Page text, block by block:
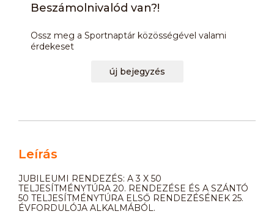
Beszámolnivalód van?!
Ossz meg a Sportnaptár közösségével valami
érdekeset
új bejegyzés
Leírás
JUBILEUMI RENDEZÉS: A 3 X 50
TELJESÍTMÉNYTÚRA 20. RENDEZÉSE ÉS A SZÁNTÓ
50 TELJESÍTMÉNYTÚRA ELSŐ RENDEZÉSÉNEK 25.
ÉVFORDULÓJA ALKALMÁBÓL.